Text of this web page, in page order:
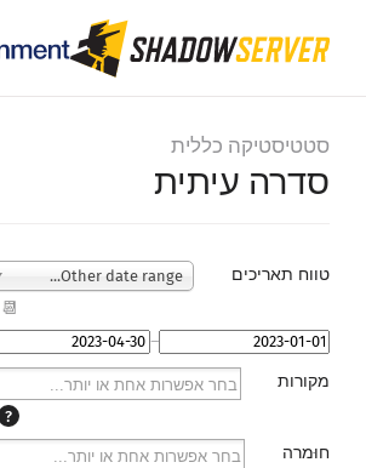
סטטיסטיקה כללית
סדרה עיתית
טווח תאריכים Other date range...
📆
–
מקורות
?
חוּמרה